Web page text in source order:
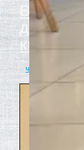
Время
книге
читать полностью